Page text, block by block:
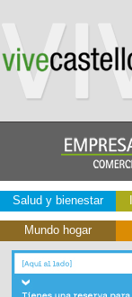
Salud y bienestar
Mundo hogar